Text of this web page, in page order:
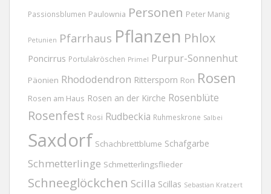
Passionsblumen Paulownia Personen Peter Manig
Petunien Pfarrhaus Pflanzen Phlox
Poncirrus Portulakröschen Primel Purpur-Sonnenhut
Päonien Rhododendron Rittersporn Ron Rosen
Rosen am Haus Rosen an der Kirche Rosenblüte
Rosenfest Rosi Rudbeckia Ruhmeskrone Salbei
Saxdorf Schachbrettblume Schafgarbe
Schmetterlinge Schmetterlingsflieder
Schneeglöckchen Scilla Scillas Sebastian Kratzert